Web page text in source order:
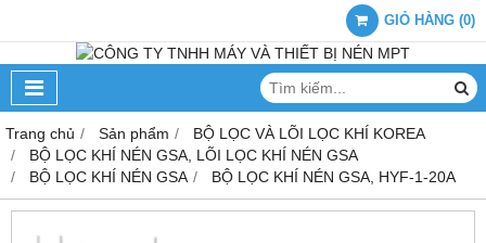
GIỎ HÀNG (0)
Trang chủ Sản phẩm
BỘ LỌC VÀ LÕI LỌC KHÍ KOREA
BỘ LỌC KHÍ NÉN GSA, LÕI LỌC KHÍ NÉN GSA
BỘ LỌC KHÍ NÉN GSA
BỘ LỌC KHÍ NÉN GSA, HYF-1-20A